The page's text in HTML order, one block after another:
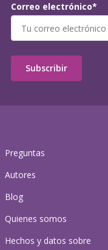
Preguntas
Autores
Blog
Quienes somos
Hechos y datos sobre
Correo electrónico*
Subscribir